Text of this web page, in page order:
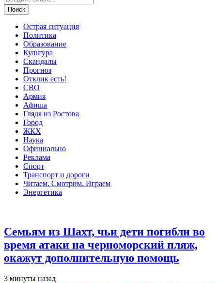
Острая ситуация
Политика
Образование
Культура
Скандалы
Прогноз
Отклик есть!
СВО
Армия
Афиша
Глядя из Ростова
Город
ЖКХ
Наука
Официально
Реклама
Спорт
Транспорт и дороги
Читаем. Смотрим. Играем
Энергетика
Семьям из Шахт, чьи дети погибли во
время атаки на черноморский пляж,
окажут дополнительную помощь
3 минуты назад